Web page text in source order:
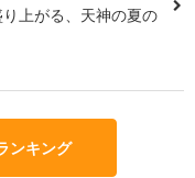
上がる、天神の夏の
ンキング